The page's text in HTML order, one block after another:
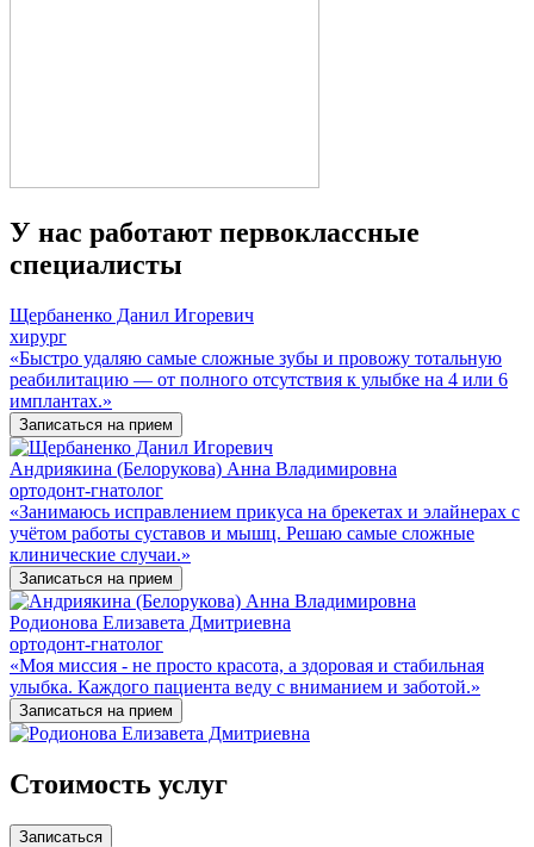
У нас работают первоклассные
специалисты
Щербаненко Данил Игоревич
хирург
«Быстро удаляю самые сложные зубы и провожу тотальную
реабилитацию — от полного отсутствия к улыбке на 4 или 6
имплантах.»
Записаться на прием
Андриякина (Белорукова) Анна Владимировна
ортодонт-гнатолог
«Занимаюсь исправлением прикуса на брекетах и элайнерах с
учётом работы суставов и мышц. Решаю самые сложные
клинические случаи.»
Записаться на прием
Родионова Елизавета Дмитриевна
ортодонт-гнатолог
«Моя миссия - не просто красота, а здоровая и стабильная
улыбка. Каждого пациента веду с вниманием и заботой.»
Записаться на прием
Стоимость услуг
Записаться